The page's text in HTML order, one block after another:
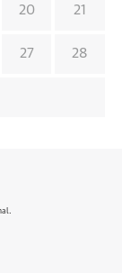
20 21
27 28